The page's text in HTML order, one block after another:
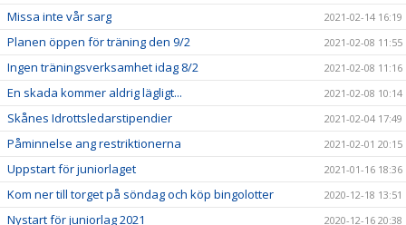
Missa inte vår sarg 2021-02-14 16:19
Planen öppen för träning den 9/2 2021-02-08 11:55
Ingen träningsverksamhet idag 8/2 2021-02-08 11:16
En skada kommer aldrig lägligt... 2021-02-08 10:14
Skånes Idrottsledarstipendier 2021-02-04 17:49
Påminnelse ang restriktionerna 2021-02-01 20:15
Uppstart för juniorlaget 2021-01-16 18:36
Kom ner till torget på söndag och köp bingolotter 2020-12-18 13:51
Nystart för juniorlag 2021 2020-12-16 20:38